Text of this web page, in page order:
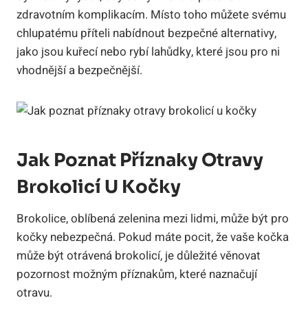
zdravotním komplikacím. Místo toho můžete svému
chlupatému příteli nabídnout bezpečné alternativy,
jako jsou kuřecí nebo rybí lahůdky, které jsou pro ni
vhodnější a bezpečnější.
Jak Poznat Příznaky Otravy
Brokolicí U Kočky
Brokolice, oblíbená zelenina mezi lidmi, může být pro
kočky nebezpečná. Pokud máte pocit, že vaše kočka
může být otrávená brokolicí, je důležité věnovat
pozornost možným příznakům, které naznačují
otravu.